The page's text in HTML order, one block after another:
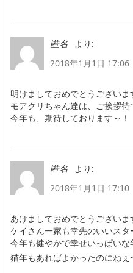
匿名
より:
2018年1月1日 17:06
明けましておめでとうございま
モアクリちゃん達は、ご挨拶
今年も、期待しております～！
匿名
より:
2018年1月1日 17:10
あけましておめでとうございま
ケイさん一家も幸先のいいス
今年も健やかで幸せいっぱい
猫年もあればよかったのにねぇ